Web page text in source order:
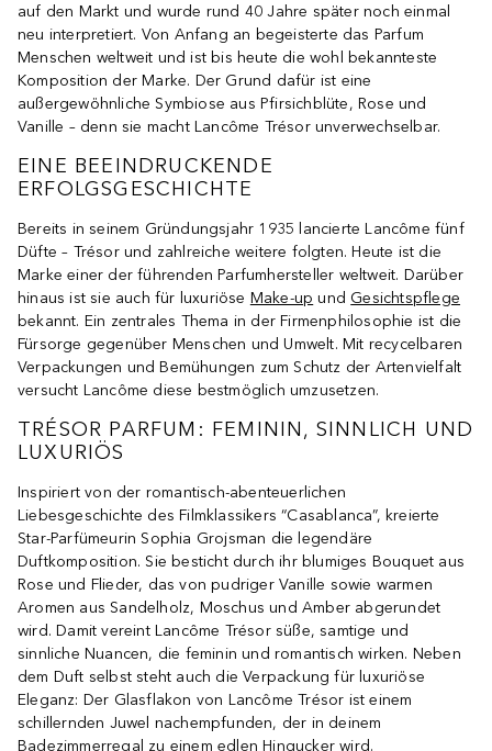
auf den Markt und wurde rund 40 Jahre später noch einmal
neu interpretiert. Von Anfang an begeisterte das Parfum
Menschen weltweit und ist bis heute die wohl bekannteste
Komposition der Marke. Der Grund dafür ist eine
außergewöhnliche Symbiose aus Pfirsichblüte, Rose und
Vanille – denn sie macht Lancôme Trésor unverwechselbar.
EINE BEEINDRUCKENDE
ERFOLGSGESCHICHTE
Bereits in seinem Gründungsjahr 1935 lancierte Lancôme fünf
Düfte – Trésor und zahlreiche weitere folgten. Heute ist die
Marke einer der führenden Parfumhersteller weltweit. Darüber
hinaus ist sie auch für luxuriöse Make-up und Gesichtspflege
bekannt. Ein zentrales Thema in der Firmenphilosophie ist die
Fürsorge gegenüber Menschen und Umwelt. Mit recycelbaren
Verpackungen und Bemühungen zum Schutz der Artenvielfalt
versucht Lancôme diese bestmöglich umzusetzen.
TRÉSOR PARFUM: FEMININ, SINNLICH UND
LUXURIÖS
Inspiriert von der romantisch-abenteuerlichen
Liebesgeschichte des Filmklassikers “Casablanca”, kreierte
Star-Parfümeurin Sophia Grojsman die legendäre
Duftkomposition. Sie besticht durch ihr blumiges Bouquet aus
Rose und Flieder, das von pudriger Vanille sowie warmen
Aromen aus Sandelholz, Moschus und Amber abgerundet
wird. Damit vereint Lancôme Trésor süße, samtige und
sinnliche Nuancen, die feminin und romantisch wirken. Neben
dem Duft selbst steht auch die Verpackung für luxuriöse
Eleganz: Der Glasflakon von Lancôme Trésor ist einem
schillernden Juwel nachempfunden, der in deinem
Badezimmerregal zu einem edlen Hingucker wird.